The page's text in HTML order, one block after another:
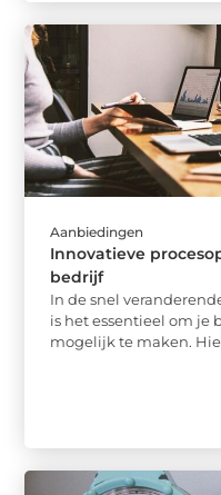
Aanbiedingen
Innovatieve
bedrijf
In de snel
is het essentieel om je
mogelijk te maken.